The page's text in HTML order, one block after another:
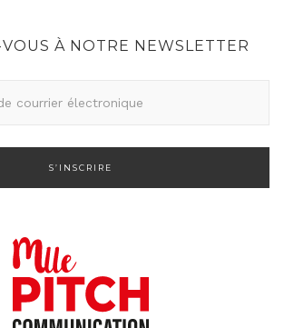
À NOTRE NEWSLETTER